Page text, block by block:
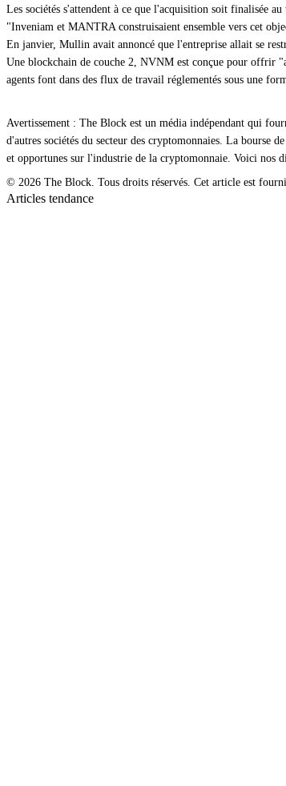
Les sociétés s'attendent à ce que l'acquisition soit finalisée
"Inveniam et MANTRA construisaient ensemble vers cet
En janvier, Mullin avait annoncé que l'entreprise allait se
Une blockchain de couche 2, NVNM est conçue pour offrir
agents font dans des flux de travail réglementés sous une
Avertissement : The Block est un média indépendant qui
d'autres sociétés du secteur des cryptomonnaies. La bourse
et opportunes sur l'industrie de la cryptomonnaie. Voici nos
© 2026 The Block. Tous droits réservés. Cet article est
Articles tendance